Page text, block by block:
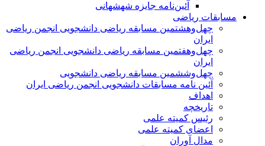
آئین‌نامه جایزه شهشهانی
مسابقات ریاضی
چهل‌و‌هشتمین مسابقه ریاضی دانشجویی انجمن ریاضی
ایران
چهل‌و‌هفتمین مسابقه ریاضی دانشجویی انجمن ریاضی
ایران
چهل‌و‌ششمین مسابقه ریاضی دانشجویی
آئین نامه مسابقات دانشجویی انجمن ریاضی ایران
اهداف
تاریخچه
رئیس کمیته علمی
اعضای کمیته علمی
مدال آوران